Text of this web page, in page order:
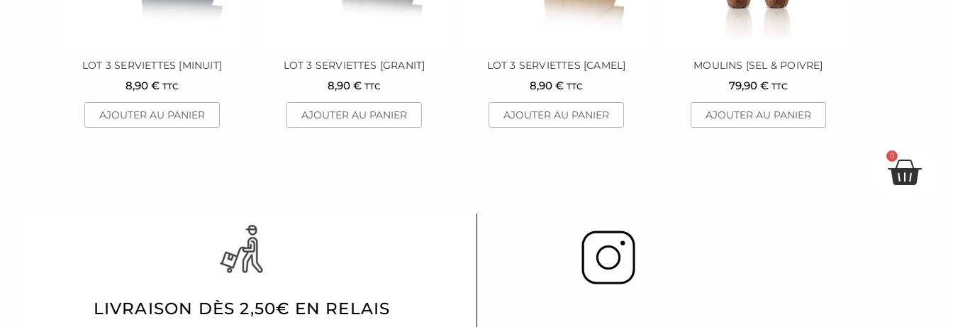
LOT 3 SERVIETTES [MINUIT]
8,90 € TTC
AJOUTER AU PANIER
LOT 3 SERVIETTES [GRANIT]
8,90 € TTC
AJOUTER AU PANIER
LOT 3 SERVIETTES [CAMEL]
8,90 € TTC
AJOUTER AU PANIER
MOULINS [SEL & POIVRE]
79,90 € TTC
AJOUTER AU PANIER
0
LIVRAISON DÈS 2,50€ EN RELAIS